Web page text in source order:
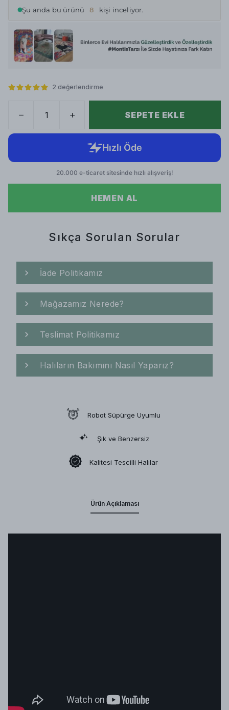
Şu anda bu ürünü 8 kişi inceliyor.
2 değerlendirme
SEPETE EKLE
HEMEN AL
Sıkça Sorulan Sorular
İade Politikamız
Mağazamız Nerede?
Teslimat Politikamız
Halıların Bakımını Nasıl Yaparız?
Robot Süpürge Uyumlu
Şık ve Benzersiz
Kalitesi Tescilli Halılar
Ürün Açıklaması